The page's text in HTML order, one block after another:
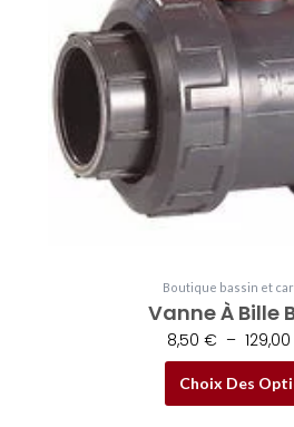
Boutique bassin et
Vanne À Bille
8,50 € – 129,00
Choix Des